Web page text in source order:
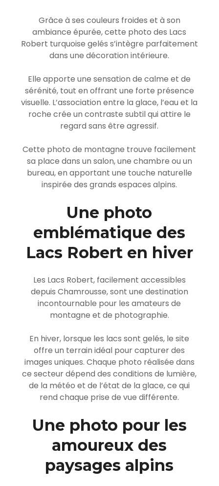
Grâce à ses couleurs froides et à son
ambiance épurée, cette photo des Lacs
Robert turquoise gelés s’intègre parfaitement
dans une décoration intérieure.
Elle apporte une sensation de calme et de
sérénité, tout en offrant une forte présence
visuelle. L’association entre la glace, l’eau et la
roche crée un contraste subtil qui attire le
regard sans être agressif.
Cette photo de montagne trouve facilement
sa place dans un salon, une chambre ou un
bureau, en apportant une touche naturelle
inspirée des grands espaces alpins.
Une photo
emblématique des
Lacs Robert en hiver
Les Lacs Robert, facilement accessibles
depuis Chamrousse, sont une destination
incontournable pour les amateurs de
montagne et de photographie.
En hiver, lorsque les lacs sont gelés, le site
offre un terrain idéal pour capturer des
images uniques. Chaque photo réalisée dans
ce secteur dépend des conditions de lumière,
de la météo et de l’état de la glace, ce qui
rend chaque prise de vue différente.
Une photo pour les
amoureux des
paysages alpins